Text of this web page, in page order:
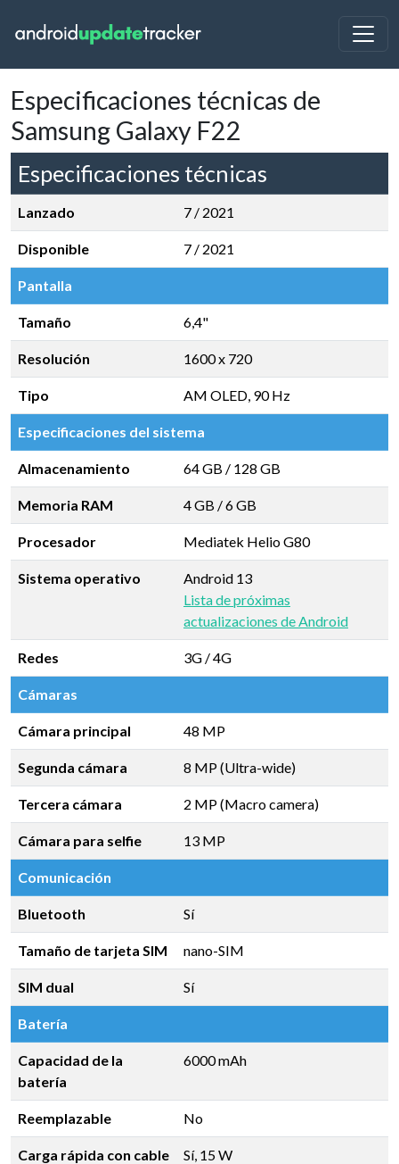
Especificaciones técnicas de
Samsung Galaxy F22
Especificaciones técnicas
Lanzado 7 / 2021
Disponible 7 / 2021
Pantalla
Tamaño 6,4"
Resolución 1600 x 720
Tipo AM OLED, 90 Hz
Especificaciones del sistema
Almacenamiento 64 GB / 128 GB
Memoria RAM 4 GB /6 GB
Procesador Mediatek Helio G80
Sistema operativo
Android 13
Lista de próximas
actualizaciones de Android
Redes 3G / 4G
Cámaras
Cámara principal 48 MP
Segunda cámara 8 MP (Ultra-wide)
Tercera cámara 2 MP (Macro camera)
Cámara para selfie 13 MP
Comunicación
Bluetooth Sí
Tamaño de tarjeta SIM nano-SIM
SIM dual Sí
Batería
Capacidad de la
batería
6000 mAh
Reemplazable No
Carga rápida con cable Sí, 15 W